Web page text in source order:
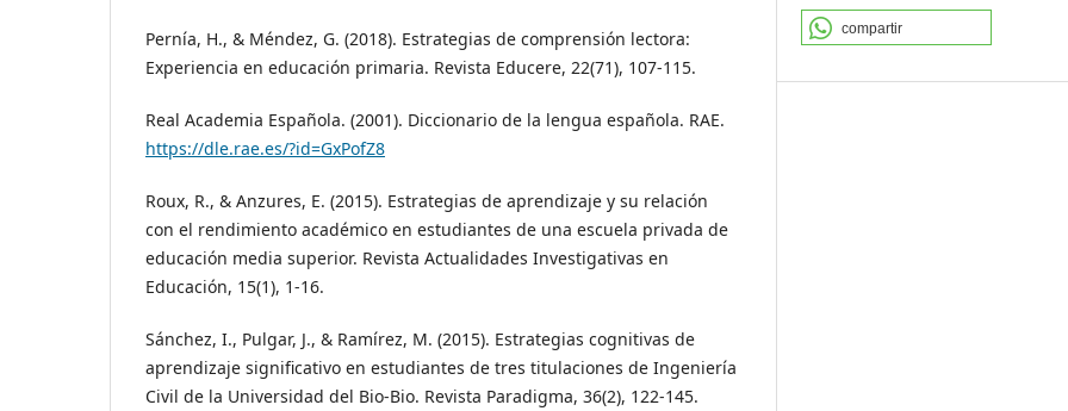
Pernía, H., & Méndez, G. (2018). Estrategias de comprensión lectora:
Experiencia en educación primaria. Revista Educere, 22(71), 107-115.
Real Academia Española. (2001). Diccionario de la lengua española. RAE.
https://dle.rae.es/?id=GxPofZ8
Roux, R., & Anzures, E. (2015). Estrategias de aprendizaje y su relación
con el rendimiento académico en estudiantes de una escuela privada de
educación media superior. Revista Actualidades Investigativas en
Educación, 15(1), 1-16.
Sánchez, I., Pulgar, J., & Ramírez, M. (2015). Estrategias cognitivas de
aprendizaje significativo en estudiantes de tres titulaciones de Ingeniería
Civil de la Universidad del Bio-Bio. Revista Paradigma, 36(2), 122-145.
compartir